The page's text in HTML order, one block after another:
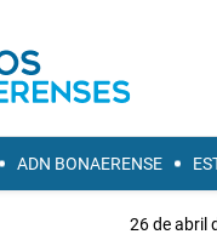
ADN BONAERENSE
26 de abril